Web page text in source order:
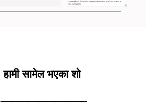
हामी सामेल भएका शो
________________